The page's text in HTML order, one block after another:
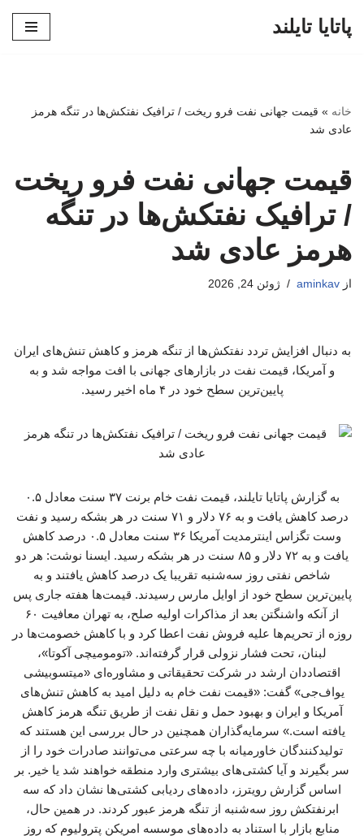
پاتایا تایلند
خانه » قیمت جهانی نفت فرو ریخت / ترافیک نفتکش‌ها در تنگه هرمز
عادی شد
قیمت جهانی نفت فرو ریخت
/ ترافیک نفتکش‌ها در تنگه
هرمز عادی شد
از aminkav ژوئن 24, 2026
به دنبال افزایش تردد نفتکش‌ها از تنگه هرمز و کاهش تنش‌های ایران
و آمریکا، قیمت نفت در بازارهای جهانی با افت مواجه شد و به
پایین‌ترین سطح خود در ۴ ماه اخیر رسید.
به گزارش پاتایا تایلند، قیمت نفت خام برنت ۳۷ سنت معادل ۰.۵
درصد کاهش یافت و به ۷۶ دلار و ۷۱ سنت در هر بشکه رسید و نفت
وست تگزاس اینترمدیت آمریکا ۳۶ سنت معادل ۰.۵ درصد کاهش
یافت و به ۷۲ دلار و ۸۵ سنت در هر بشکه رسید. ایسنا نوشت: هر دو
شاخص نفتی روز سه‌شنبه تقریبا یک درصد کاهش یافتند و به
پایین‌ترین سطح خود از اوایل مارس رسیدند. قیمت‌ها هفته جاری پس
از آنکه واشنگتن بعد از مذاکرات اولیه صلح، به تهران معافیت ۶۰
روزه از تحریم‌ها علیه فروش نفت اعطا کرد و با کاهش خصومت‌ها در
لبنان، تحت فشار نزولی قرار گرفته‌اند. «تومومیچی آکوتا»،
اقتصاددان ارشد در شرکت تحقیقاتی و مشاوره‌ای «میتسوبیشی
یواف‌جی» گفت: «قیمت نفت خام به دلیل امید به کاهش تنش‌های
آمریکا و ایران و بهبود حمل و نقل نفت از طریق تنگه هرمز کاهش
یافته است.» سرمایه‌گذاران همچنین در حال بررسی این هستند که
تولیدکنندگان خاورمیانه با چه سرعتی می‌توانند صادرات خود را از
سر بگیرند و آیا کشتی‌های بیشتری وارد منطقه خواهند شد یا خیر. بر
اساس گزارش رویترز، داده‌های ردیابی کشتی‌ها نشان داد که سه
ابرنفتکش روز سه‌شنبه از تنگه هرمز عبور کردند. در همین حال،
منابع بازار با استناد به داده‌های موسسه امریکن پترولیوم که روز